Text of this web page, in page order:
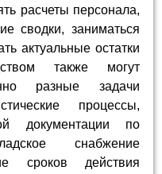
расчеты персонала,
сводки, заниматься
актуальные остатки
также могут
разные задачи
процессы,
документации по
снабжение
сроков действия